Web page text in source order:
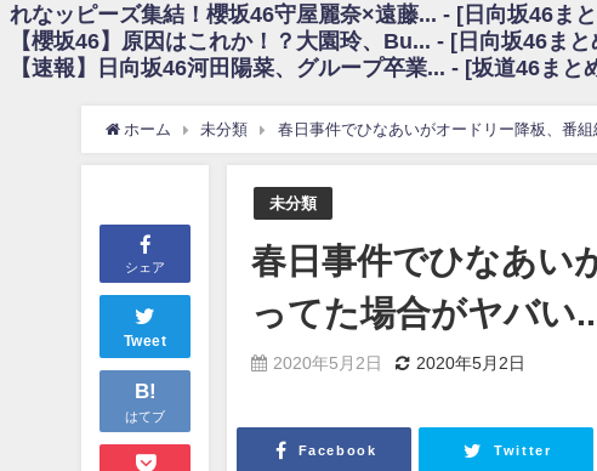
欅坂46/日向坂46まとめのまとめ / 『anan』の表紙の櫻坂46さん、多様性の時代だと
欅坂46/日向坂46まとめのまとめ / 日向坂46より重大発表！！！！
日向坂46まとめのまとめ / 【朗報】増田三莉音さんの生足wwwwwwwwwwww
日向坂46まとめのまとめ / 【日向坂46】五期生着ぐるみ生写真も！ 富田鈴花考案グ
アイドル – ぷぅアンテナ / 「乃木坂46ののぎおび⊿」北野日奈子が生配信！【
アイドル – ぷぅアンテナ / 2022年3月22日（火）のメディア情報
アイドル – ぷぅアンテナ / 【乃木坂46】井上和の『なぎおはぎ』って こんぺいとう
アイドル – ぷぅアンテナ / 【乃木坂46】日村勇紀 gif職人が切り抜いた名シーン.gif
ふぇどみ！ / 【悲報】呪術廻戦、視聴率5.1%
ふぇどみ！ / 【画像】スポ－ツキャスターお姉さん・ハメまくりだったｗｗｗｗｗｗ
ふぇどみ！ / 【悲報】母「裕福な過程が高学歴になるとか大嘘。教育に金をかけま
Powered by livedoor 相互RSS
れなッピーズ集結！櫻坂46守屋麗奈×遠藤... - [日向坂46ま
【櫻坂46】原因はこれか！？大園玲、Bu... - [日向坂46ま
【速報】日向坂46河田陽菜、グループ卒業... - [坂道46まと
ホーム 未分類 春日事件でひなあいがオードリー降板、番組
シェア
Tweet
B!
はてブ
未分類
春日事件でひなあい
ってた場合がヤバい
2020年5月2日 2020年5月2日
Facebook Twitter